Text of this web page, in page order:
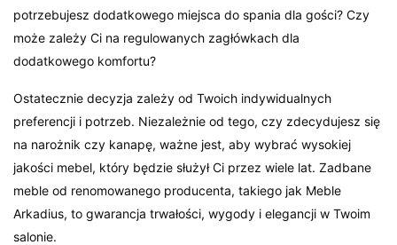
potrzebujesz dodatkowego miejsca do spania dla gości? Czy
może zależy Ci na regulowanych zagłówkach dla
dodatkowego komfortu?
Ostatecznie decyzja zależy od Twoich indywidualnych
preferencji i potrzeb. Niezależnie od tego, czy zdecydujesz się
na narożnik czy kanapę, ważne jest, aby wybrać wysokiej
jakości mebel, który będzie służył Ci przez wiele lat. Zadbane
meble od renomowanego producenta, takiego jak Meble
Arkadius, to gwarancja trwałości, wygody i elegancji w Twoim
salonie.